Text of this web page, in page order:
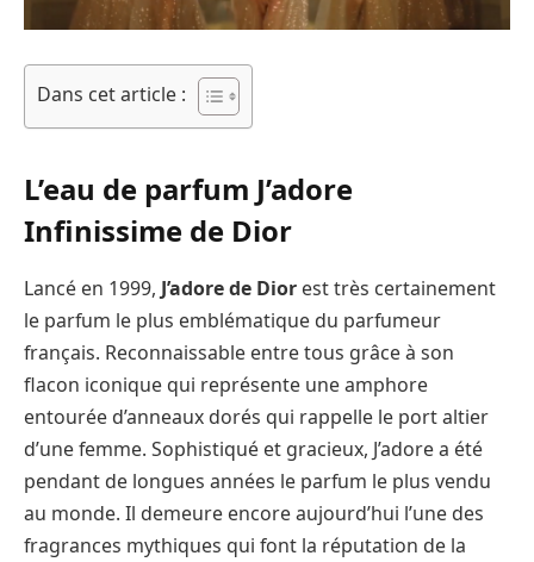
Dans cet article :
L’eau de parfum J’adore
Infinissime de Dior
Lancé en 1999, J’adore de Dior est très certainement
le parfum le plus emblématique du parfumeur
français. Reconnaissable entre tous grâce à son
flacon iconique qui représente une amphore
entourée d’anneaux dorés qui rappelle le port altier
d’une femme. Sophistiqué et gracieux, J’adore a été
pendant de longues années le parfum le plus vendu
au monde. Il demeure encore aujourd’hui l’une des
fragrances mythiques qui font la réputation de la